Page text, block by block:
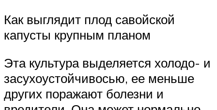
Как выглядит плод савойской
капусты крупным планом
Эта культура выделяется холодо- и
засухоустойчивосью, ее меньше
других поражают болезни и